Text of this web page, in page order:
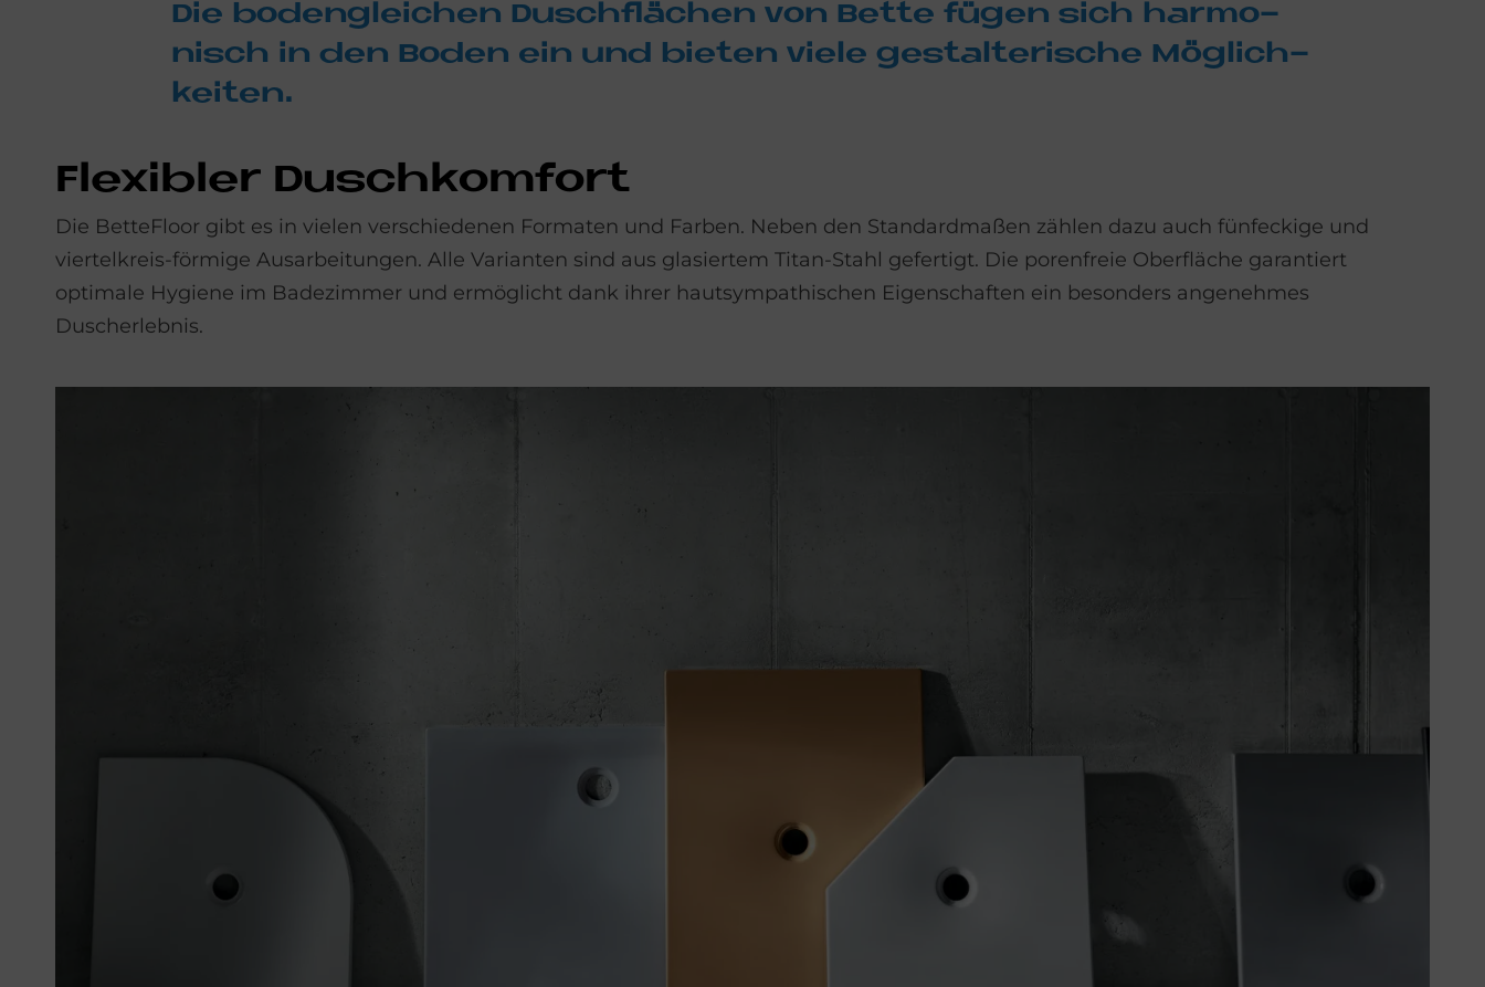
Die bo­den­glei­chen Dusch­flä­chen von Bet­te fü­gen sich har­mo­
nisch in den Bo­den ein und bie­ten vie­le ge­stal­te­ri­sche Mög­lich­
kei­ten.
Fle­xi­bler Dusch­kom­fort
Die BetteFloor gibt es in vielen verschiedenen Formaten und Farben. Neben den Standardmaßen zählen dazu auch fünfeckige und
viertelkreis-förmige Ausarbeitungen. Alle Varianten sind aus glasiertem Titan-Stahl gefertigt. Die porenfreie Oberfläche garantiert
optimale Hygiene im Badezimmer und ermöglicht dank ihrer hautsympathischen Eigenschaften ein besonders angenehmes
Duscherlebnis.